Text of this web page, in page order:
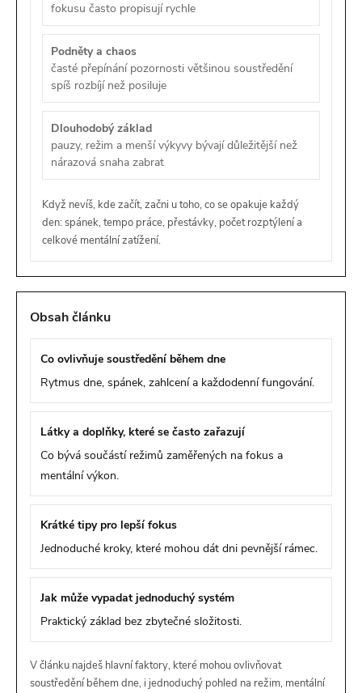
fokusu často propisují rychle
Podněty a chaos
časté přepínání pozornosti většinou soustředění
spíš rozbíjí než posiluje
Dlouhodobý základ
pauzy, režim a menší výkyvy bývají důležitější než
nárazová snaha zabrat
Když nevíš, kde začít, začni u toho, co se opakuje každý
den: spánek, tempo práce, přestávky, počet rozptýlení a
celkové mentální zatížení.
Obsah článku
Co ovlivňuje soustředění během dne
Rytmus dne, spánek, zahlcení a každodenní fungování.
Látky a doplňky, které se často zařazují
Co bývá součástí režimů zaměřených na fokus a
mentální výkon.
Krátké tipy pro lepší fokus
Jednoduché kroky, které mohou dát dni pevnější rámec.
Jak může vypadat jednoduchý systém
Praktický základ bez zbytečné složitosti.
V článku najdeš hlavní faktory, které mohou ovlivňovat
soustředění během dne, i jednoduchý pohled na režim, mentální